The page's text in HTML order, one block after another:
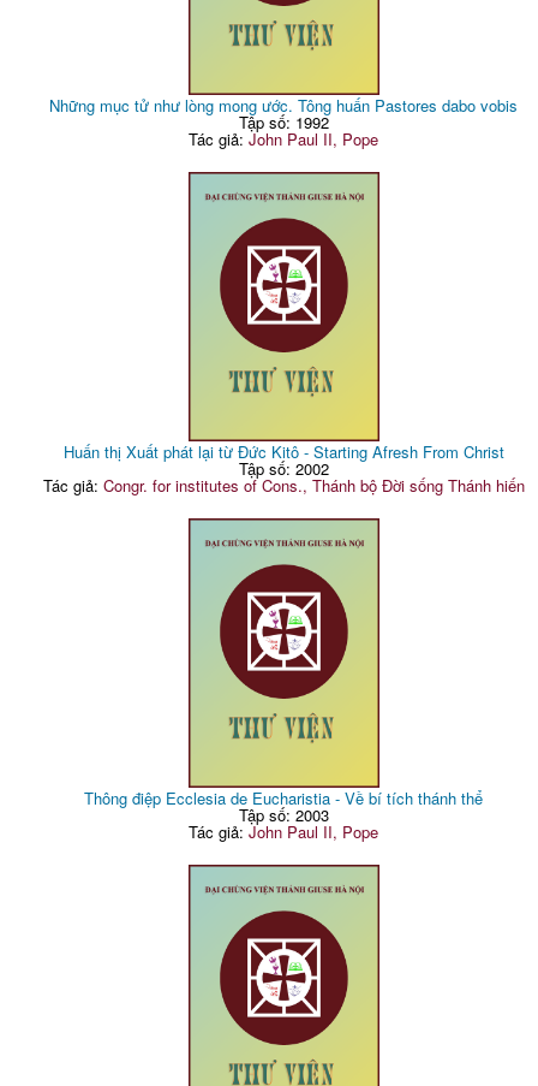
Những mục tử như lòng mong ước. Tông huấn Pastores dabo vobis
Tập số: 1992
Tác giả:John Paul II, Pope
Huấn thị Xuất phát lại từ Đức Kitô - Starting Afresh From Christ
Tập số: 2002
Tác giả: Congr. for institutes of Cons., Thánh bộ Đời sống Thánh hiến
Thông điệp Ecclesia de Eucharistia - Về bí tích thánh thể
Tập số: 2003
Tác giả:John Paul II, Pope